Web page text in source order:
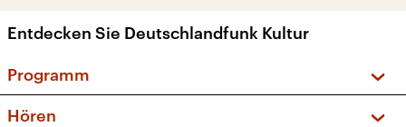
Entdecken Sie Deutschlandfunk Kultur
Programm
Hören